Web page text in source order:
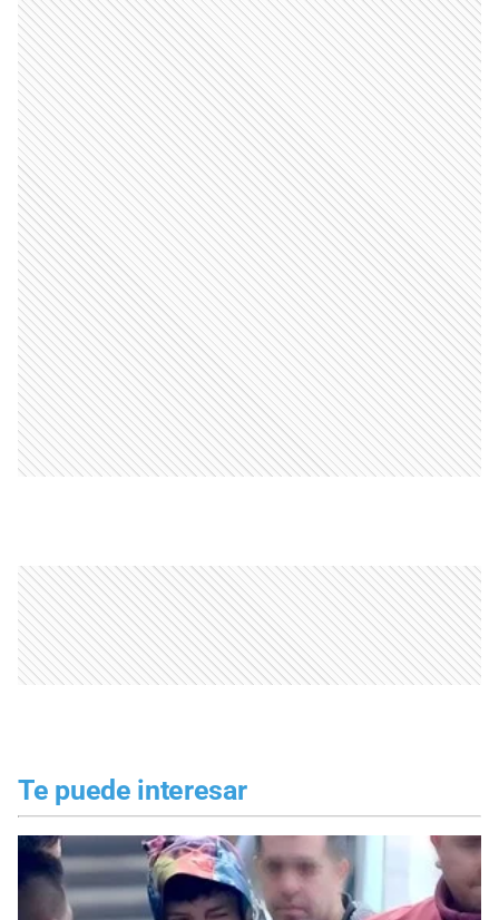
Te puede interesar